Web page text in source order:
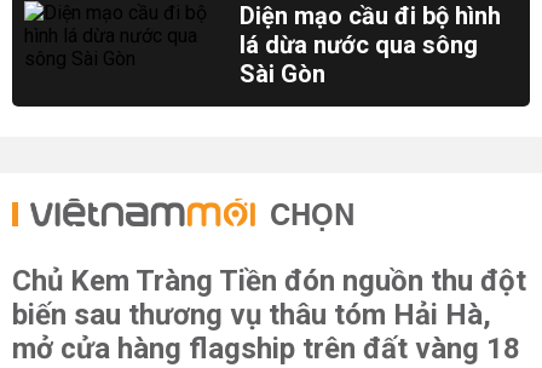
Diện mạo cầu đi bộ hình
lá dừa nước qua sông
Sài Gòn
CHỌN
Chủ Kem Tràng Tiền đón nguồn thu đột
biến sau thương vụ thâu tóm Hải Hà,
mở cửa hàng flagship trên đất vàng 18